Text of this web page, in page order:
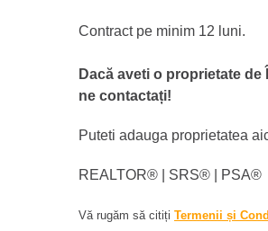
Contract pe minim 12 luni.
Dacă aveti o proprietate
ne contactați!
Puteti adauga proprietatea
REALTOR®️ | SRS®️ | PSA®️
Vă rugăm să citiți Termenii și